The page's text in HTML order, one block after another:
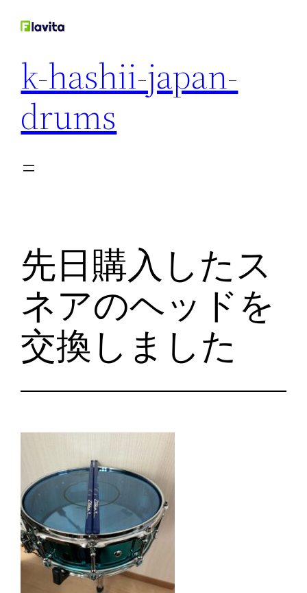
k-hashii-japan-
drums
先日購入したス
ネアのヘッドを
交換しました